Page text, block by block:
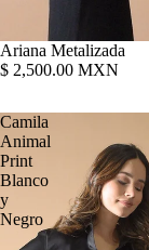
Agotado
Ariana Metalizada
$ 2,500.00 MXN
Camila
Animal
Print
Blanco
y
Negro